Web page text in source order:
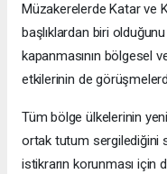
Müzakerelerde Katar ve
başlıklardan biri
kapanmasının bölgesel
etkilerinin de
Tüm bölge ülkelerinin
ortak tutum sergilediğini
istikrarın korunması için